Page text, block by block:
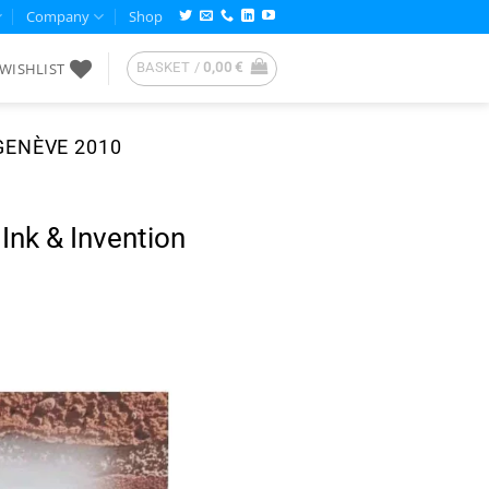
Company Shop
WISHLIST BASKET / 0,00€
2010
& Invention